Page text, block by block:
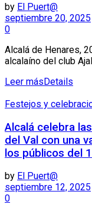
by El Puert@
septiembre 20, 2025
0
Alcalá de Henares,
alcalaíno del club
Leer másDetails
Festejos y
Alcalá celebra
del Val con una
los públicos del
by El Puert@
septiembre 12, 2025
0